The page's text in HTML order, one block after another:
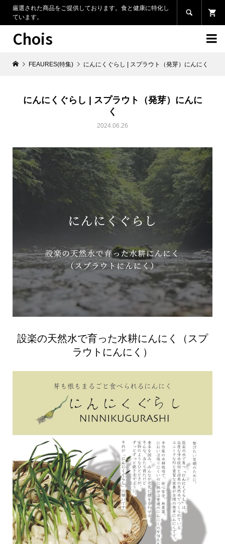
厳選された商品をご提供しております。食と健康に特化し
ています。

Chois 
FEAURES(特集) にんにくぐらし | スプラウト（発芽）にんにく
にんにくぐらし | スプラウト（発芽）にんに
く
2024.06.26
設楽の天然水で育った水耕にんにく（スプ
ラウトにんにく）